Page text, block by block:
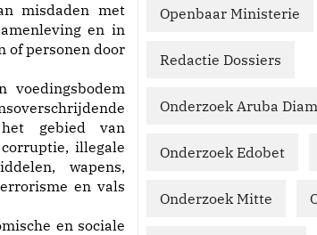
misdaden met
en in
of personen door
voedingsbodem
gebied van
illegale
wapens,
en vals
en sociale
Openbaar Ministerie
Redactie Dossiers
Onderzoek Aruba
Onderzoek Edobet
Onderzoek Mitte